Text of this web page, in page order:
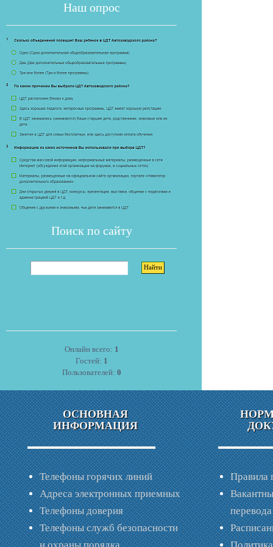
Наш опрос
Поиск по сайту
Онлайн всего: 1
Гостей: 1
Пользователей: 0
ОСНОВНАЯ
ИНФОРМАЦИЯ
Телефоны горячих линий
Адреса электронных приемных
Телефоны доверия
Телефоны служб безопасности
Правила
перевода